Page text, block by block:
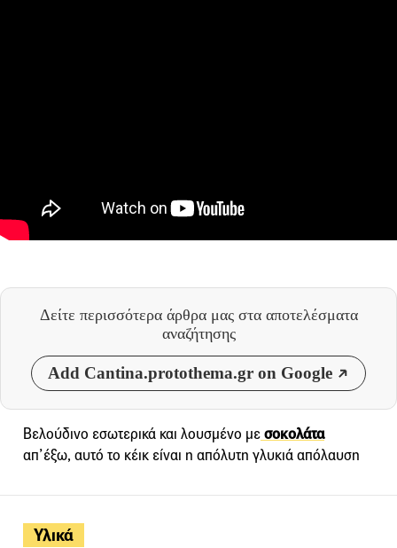
Δείτε περισσότερα άρθρα μας στα αποτελέσματα
αναζήτησης
Add Cantina.protothema.gr on Google
Υλικά
Βελούδινο εσωτερικά και λουσμένο μεσοκολάτα
απ’έξω, αυτό το κέικ είναι η απόλυτη γλυκιά απόλαυση